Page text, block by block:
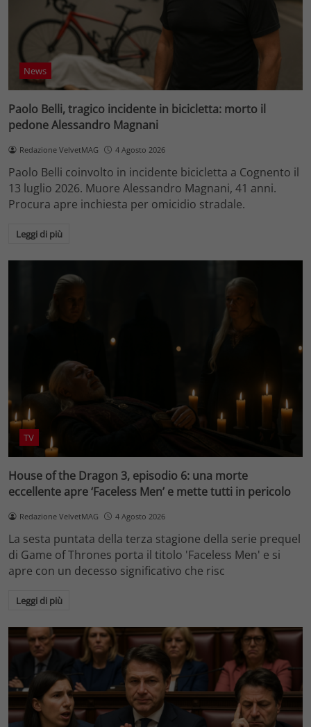
News
Paolo Belli, tragico incidente in bicicletta: morto il
pedone Alessandro Magnani
Redazione VelvetMAG 4 Agosto 2026
Paolo Belli coinvolto in incidente bicicletta a Cognento il
13 luglio 2026. Muore Alessandro Magnani, 41 anni.
Procura apre inchiesta per omicidio stradale.
Leggi di più
TV
House of the Dragon 3, episodio 6: una morte
eccellente apre ‘Faceless Men’ e mette tutti in pericolo
Redazione VelvetMAG 4 Agosto 2026
La sesta puntata della terza stagione della serie prequel
di Game of Thrones porta il titolo 'Faceless Men' e si
apre con un decesso significativo che risc
Leggi di più